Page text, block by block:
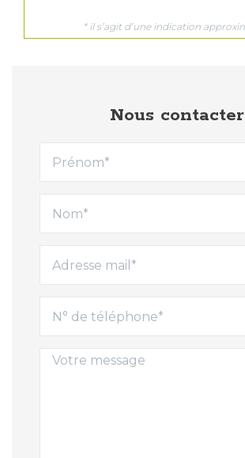
Nous contacter